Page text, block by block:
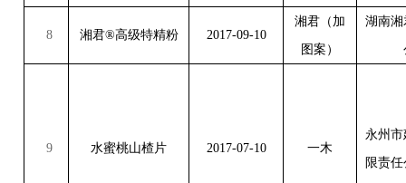
8 湘君®高级特精粉 2017-09-10
湘君（加
图案）
湖南湘
9 水蜜桃山楂片 2017-07-10 一木
永州
限责